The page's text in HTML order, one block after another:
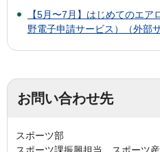
【5月〜7月】はじめてのエ
野電子申請サービス）（外部
お問い合わせ先
スポーツ部